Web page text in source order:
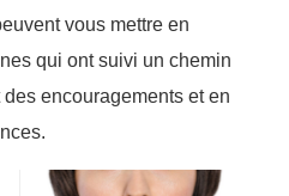
vous mettre en
qui ont suivi un chemin
encouragements et en